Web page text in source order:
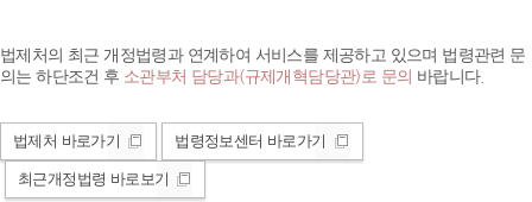
법제처의 최근 개정법령과 연계하여 서비스를 제공하고 있으며 법령관련 문
의는 하단조건 후 소관부처 담당과(규제개혁담당관)로 문의 바랍니다.
법제처 바로가기 법령정보센터 바로가기
최근개정법령 바로보기